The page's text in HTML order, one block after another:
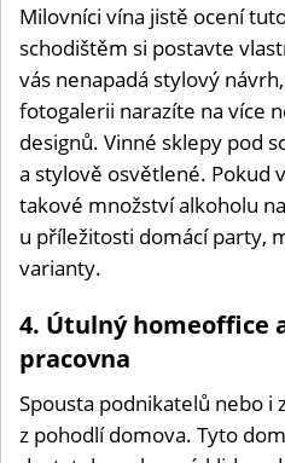
Milovníci vína jistě ocení
schodištěm si postavte
vás nenapadá stylový
fotogalerii narazíte na více
designů. Vinné sklepy pod
a stylově osvětlené. Pokud
takové množství alkoholu
u příležitosti domácí party,
varianty.
4. Útulný homeoffice
pracovna
Spousta podnikatelů nebo i
z pohodlí domova. Tyto